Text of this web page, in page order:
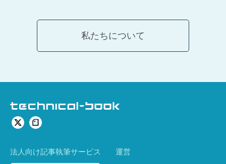
私たちについて
法人向け記事執筆サービス 運営